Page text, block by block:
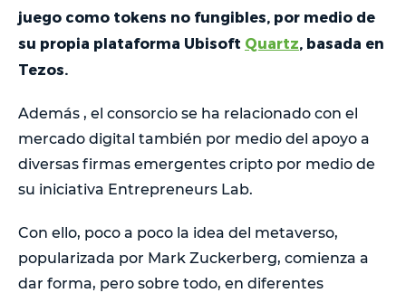
juego como tokens no fungibles, por medio de
su propia plataforma Ubisoft Quartz , basada en
Tezos.
Además , el consorcio se ha relacionado con el
mercado digital también por medio del apoyo a
diversas firmas emergentes cripto por medio de
su iniciativa Entrepreneurs Lab.
Con ello, poco a poco la idea del metaverso,
popularizada por Mark Zuckerberg, comienza a
dar forma, pero sobre todo, en diferentes